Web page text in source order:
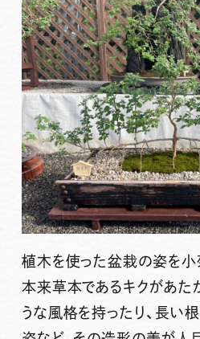
植木を使った盆栽の姿を小
本来草本であるキクがあた
うな風格を持ったり、長い